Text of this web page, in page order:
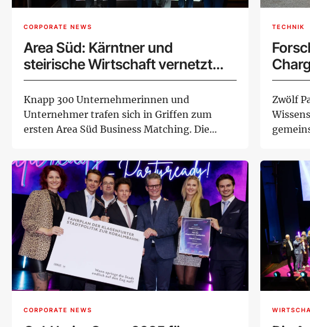
CORPORATE NEWS
Area Süd: Kärntner und
steirische Wirtschaft vernetzt
sich im neuen Wirtschaftsraum
Knapp 300 Unternehmerinnen und
Unternehmer trafen sich in Griffen zum
ersten Area Süd Business Matching. Die
TECHNIK
Zwölf
CORPORATE NEWS